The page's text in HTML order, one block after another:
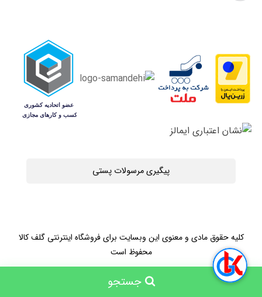
جستجو
پیگیری مرسولات پستی
کلیه حقوق مادی و معنوی این وبسایت برای فروشگاه اینترنتی گلف کالا
محفوظ است